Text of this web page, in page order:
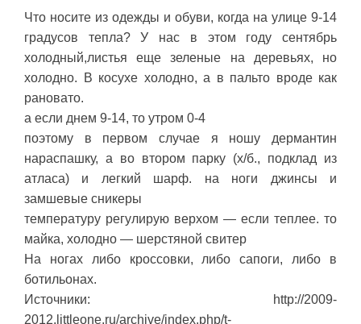
Что носите из одежды и обуви, когда на улице 9-14
градусов тепла? У нас в этом году сентябрь
холодный,листья еще зеленые на деревьях, но
холодно. В косухе холодно, а в пальто вроде как
рановато.
а если днем 9-14, то утром 0-4
поэтому в первом случае я ношу дермантин
нараспашку, а во втором парку (х/б., подклад из
атласа) и легкий шарф. на ноги джинсы и
замшевые сникеры
температуру регулирую верхом — если теплее. то
майка, холодно — шерстяной свитер
На ногах либо кроссовки, либо сапоги, либо в
ботильонах.
Источники: http://2009-
2012.littleone.ru/archive/index.php/t-